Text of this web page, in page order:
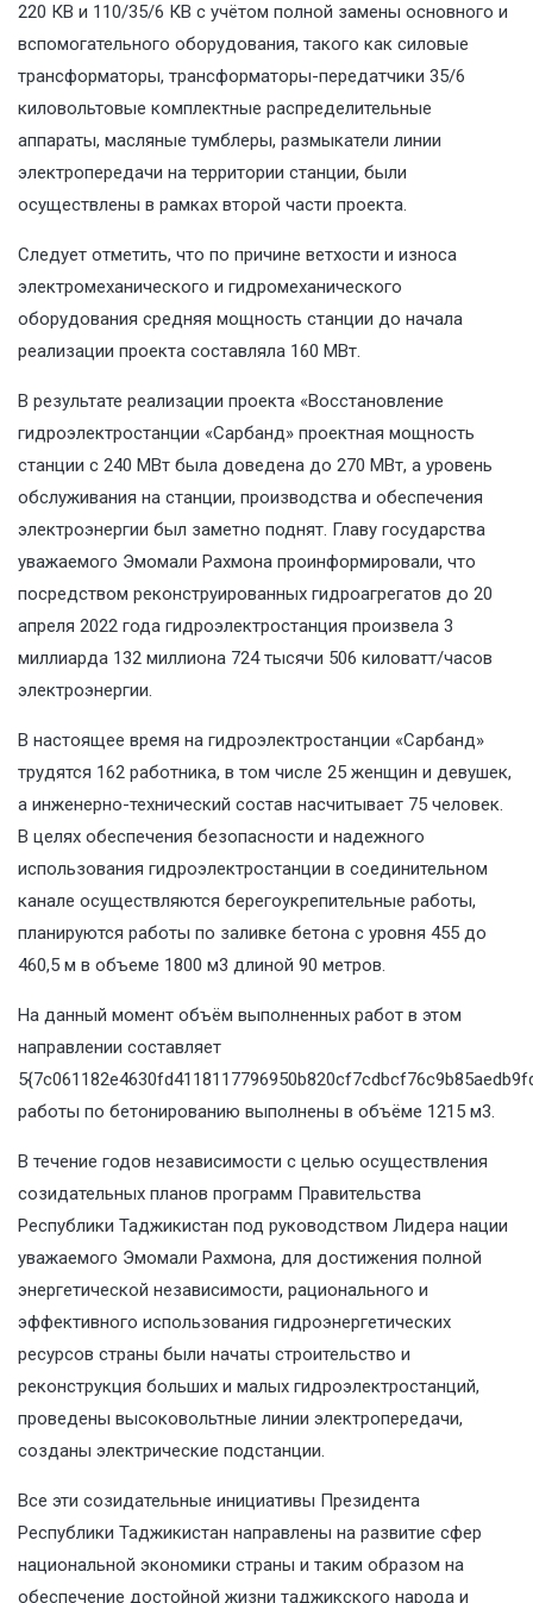
220 КВ и 110/35/6 КВ с учётом полной замены основного и
вспомогательного оборудования, такого как силовые
трансформаторы, трансформаторы-передатчики 35/6
киловольтовые комплектные распределительные
аппараты, масляные тумблеры, размыкатели линии
электропередачи на территории станции, были
осуществлены в рамках второй части проекта.
Следует отметить, что по причине ветхости и износа
электромеханического и гидромеханического
оборудования средняя мощность станции до начала
реализации проекта составляла 160 МВт.
В результате реализации проекта «Восстановление
гидроэлектростанции «Сарбанд» проектная мощность
станции с 240 МВт была доведена до 270 МВт, а уровень
обслуживания на станции, производства и обеспечения
электроэнергии был заметно поднят. Главу государства
уважаемого Эмомали Рахмона проинформировали, что
посредством реконструированных гидроагрегатов до 20
апреля 2022 года гидроэлектростанция произвела 3
миллиарда 132 миллиона 724 тысячи 506 киловатт/часов
электроэнергии.
В настоящее время на гидроэлектростанции «Сарбанд»
трудятся 162 работника, в том числе 25 женщин и девушек,
а инженерно-технический состав насчитывает 75 человек.
В целях обеспечения безопасности и надежного
использования гидроэлектростанции в соединительном
канале осуществляются берегоукрепительные работы,
планируются работы по заливке бетона с уровня 455 до
460,5 м в объеме 1800 м3 длиной 90 метров.
На данный момент объём выполненных работ в этом
направлении составляет
работы по бетонированию выполнены в объёме 1215 м3.
В течение годов независимости с целью осуществления
созидательных планов программ Правительства
Республики Таджикистан под руководством Лидера нации
уважаемого Эмомали Рахмона, для достижения полной
энергетической независимости, рационального и
эффективного использования гидроэнергетических
ресурсов страны были начаты строительство и
реконструкция больших и малых гидроэлектростанций,
проведены высоковольтные линии электропередачи,
созданы электрические подстанции.
Все эти созидательные инициативы Президента
Республики Таджикистан направлены на развитие сфер
национальной экономики страны и таким образом на
обеспечение достойной жизни таджикского народа и